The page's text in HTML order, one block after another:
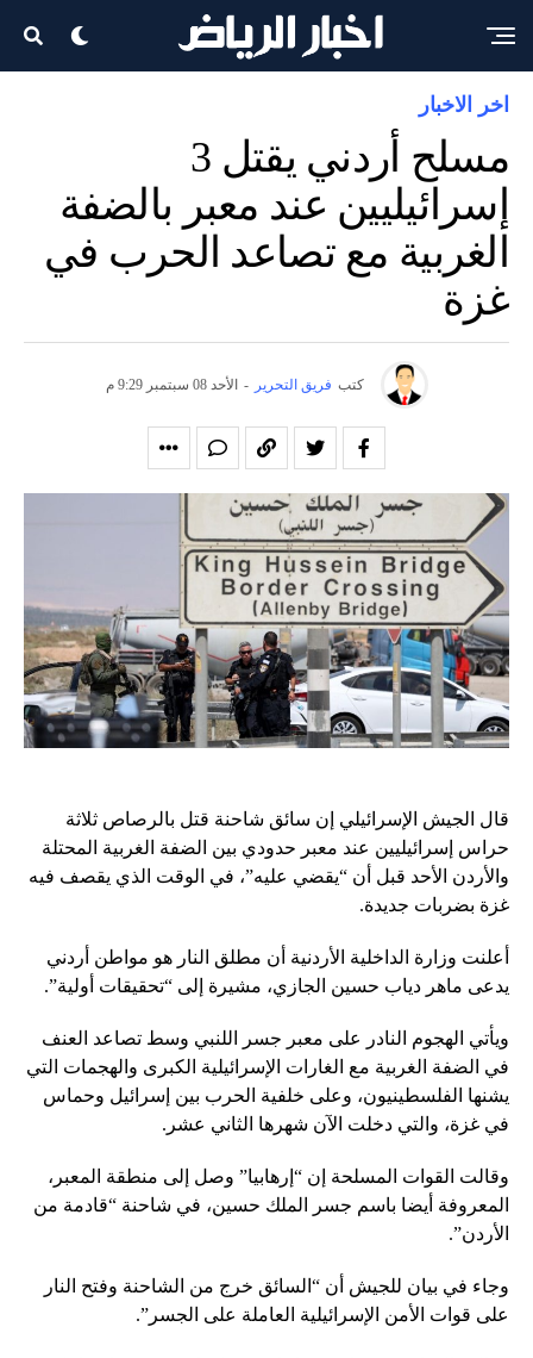
اخر الاخبار
مسلح أردني يقتل 3
إسرائيليين عند معبر بالضفة
الغربية مع تصاعد الحرب في
غزة
كتب فريق التحرير - الأحد 08 سبتمبر 9:29 م
قال الجيش الإسرائيلي إن سائق شاحنة قتل بالرصاص ثلاثة
حراس إسرائيليين عند معبر حدودي بين الضفة الغربية المحتلة
والأردن الأحد قبل أن “يقضي عليه”، في الوقت الذي يقصف فيه
غزة بضربات جديدة.
أعلنت وزارة الداخلية الأردنية أن مطلق النار هو مواطن أردني
يدعى ماهر دياب حسين الجازي، مشيرة إلى “تحقيقات أولية”.
ويأتي الهجوم النادر على معبر جسر اللنبي وسط تصاعد العنف
في الضفة الغربية مع الغارات الإسرائيلية الكبرى والهجمات التي
يشنها الفلسطينيون، وعلى خلفية الحرب بين إسرائيل وحماس
في غزة، والتي دخلت الآن شهرها الثاني عشر.
وقالت القوات المسلحة إن “إرهابيا” وصل إلى منطقة المعبر،
المعروفة أيضا باسم جسر الملك حسين، في شاحنة “قادمة من
الأردن”.
وجاء في بيان للجيش أن “السائق خرج من الشاحنة وفتح النار
على قوات الأمن الإسرائيلية العاملة على الجسر”.